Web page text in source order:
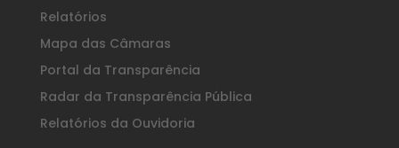
Relatórios
Mapa das Câmaras
Portal da Transparência
Radar da Transparência Pública
Relatórios da Ouvidoria